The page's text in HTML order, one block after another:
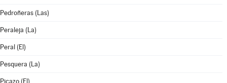
Pedroñeras (Las)
Peraleja (La)
Peral (El)
Pesquera (La)
Picazo (El)